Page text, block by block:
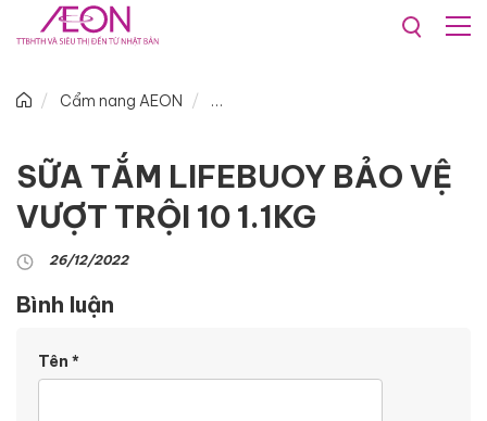
Cẩm nang AEON
SỮA TẮM LIFEBUOY BẢO VỆ
VƯỢT TRỘI 10 1.1KG
26/12/2022
Bình luận
Tên *